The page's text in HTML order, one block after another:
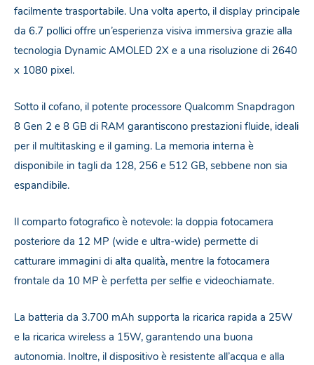
facilmente trasportabile. Una volta aperto, il display principale
da 6.7 pollici offre un’esperienza visiva immersiva grazie alla
tecnologia Dynamic AMOLED 2X e a una risoluzione di 2640
x 1080 pixel.
Sotto il cofano, il potente processore Qualcomm Snapdragon
8 Gen 2 e 8 GB di RAM garantiscono prestazioni fluide, ideali
per il multitasking e il gaming. La memoria interna è
disponibile in tagli da 128, 256 e 512 GB, sebbene non sia
espandibile.
Il comparto fotografico è notevole: la doppia fotocamera
posteriore da 12 MP (wide e ultra-wide) permette di
catturare immagini di alta qualità, mentre la fotocamera
frontale da 10 MP è perfetta per selfie e videochiamate.
La batteria da 3.700 mAh supporta la ricarica rapida a 25W
e la ricarica wireless a 15W, garantendo una buona
autonomia. Inoltre, il dispositivo è resistente all’acqua e alla